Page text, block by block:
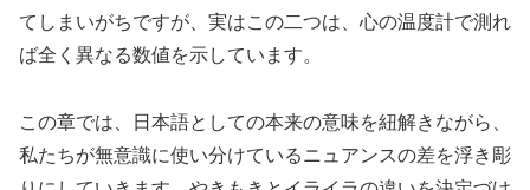
てしまいがちですが、実はこの二つは、心の温度計で測れ
ば全く異なる数値を示しています。
この章では、日本語としての本来の意味を紐解きながら、
私たちが無意識に使い分けているニュアンスの差を浮き彫